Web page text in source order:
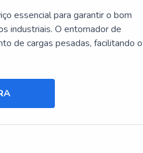
essencial para garantir o bom
industriais. O entornador de
de cargas pesadas, facilitando o